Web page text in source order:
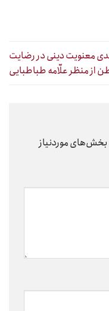
معنویت دینی در رضایت
از منظر علّامه طباطبایی
بخش‌های موردنیاز